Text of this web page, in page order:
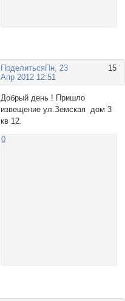
Поделиться 15
Пн, 23
Апр 2012 12:51
Добрый день ! Пришло
извещение ул.Земская дом 3
кв 12.
0